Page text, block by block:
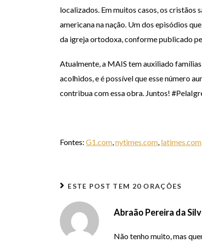
localizados. Em muitos casos, os cristãos
americana na nação. Um dos episódios
da igreja ortodoxa, conforme publicado
Atualmente, a MAIS tem auxiliado
acolhidos, e é possível que esse número
contribua com essa obra. Juntos!
Fontes: G1.com nytimes.com latimes.com
ESTE POST TEM 20 ORAÇÕES
Abraão Pereira da
Não tenho muito, mas